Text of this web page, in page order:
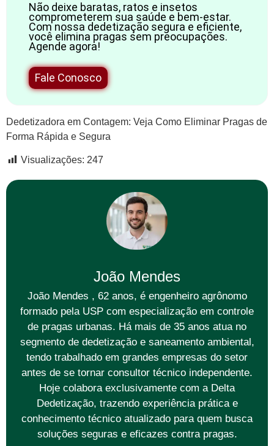
Não deixe baratas, ratos e insetos
comprometerem sua saúde e bem-estar.
Com nossa dedetização segura e eficiente,
você elimina pragas sem preocupações.
Agende agora!
Fale Conosco
Dedetizadora em Contagem: Veja Como Eliminar Pragas de
Forma Rápida e Segura
Visualizações: 247
João Mendes
João Mendes , 62 anos, é engenheiro agrônomo
formado pela USP com especialização em controle
de pragas urbanas. Há mais de 35 anos atua no
segmento de dedetização e saneamento ambiental,
tendo trabalhado em grandes empresas do setor
antes de se tornar consultor técnico independente.
Hoje colabora exclusivamente com a Delta
Dedetização, trazendo experiência prática e
conhecimento técnico atualizado para quem busca
soluções seguras e eficazes contra pragas.